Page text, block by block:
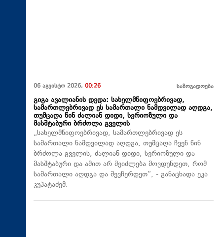
06 აგვისტო 2026, 00:26 საზოგადოება
გიგა ავალიანის დედა: სახელმწიფოებრივად,
სამართლებრივად ეს სამართალი ნამდვილად აღდგა,
თუმცაღა წინ ძალიან დიდი, სერიოზული და
მასშტაბური ბრძოლა გველის
„სახელმწიფოებრივად, სამართლებრივად ეს
სამართალი ნამდვილად აღდგა, თუმცაღა ჩვენ წინ
ბრძოლა გველის, ძალიან დიდი, სერიოზული და
მასშტაბური და ამით არ შეიძლება მოვდუნდეთ, რომ
სამართალი აღდგა და შევჩერდეთ“, - განაცხადა ეკა
კუპატაძემ.